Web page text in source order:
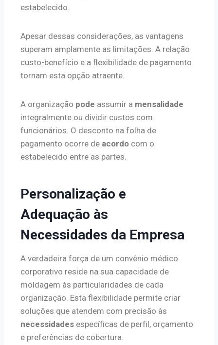
estabelecido.
Apesar dessas considerações, as vantagens
superam amplamente as limitações. A relação
custo-benefício e a flexibilidade de pagamento
tornam esta opção atraente.
A organização pode assumir a mensalidade
integralmente ou dividir custos com
funcionários. O desconto na folha de
pagamento ocorre de acordo com o
estabelecido entre as partes.
Personalização e
Adequação às
Necessidades da Empresa
A verdadeira força de um convênio médico
corporativo reside na sua capacidade de
moldagem às particularidades de cada
organização. Esta flexibilidade permite criar
soluções que atendem com precisão às
necessidades específicas de perfil, orçamento
e preferências de cobertura.